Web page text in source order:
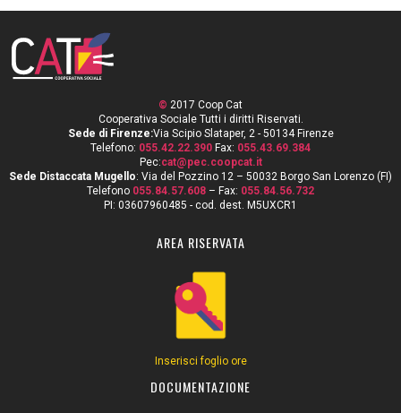
© 2017 Coop Cat
Cooperativa Sociale Tutti i diritti Riservati.
Sede di Firenze:Via Scipio Slataper, 2 - 50134 Firenze
Telefono: 055.42.22.390 Fax: 055.43.69.384
Pec:cat@pec.coopcat.it
Sede Distaccata Mugello: Via del Pozzino 12 – 50032 Borgo San Lorenzo (FI)
Telefono 055.84.57.608 – Fax: 055.84.56.732
PI: 03607960485 - cod. dest. M5UXCR1
AREA RISERVATA
Inserisci foglio ore
DOCUMENTAZIONE